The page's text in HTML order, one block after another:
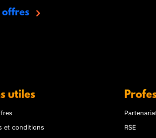
offres
utiles
et conditions
RSE